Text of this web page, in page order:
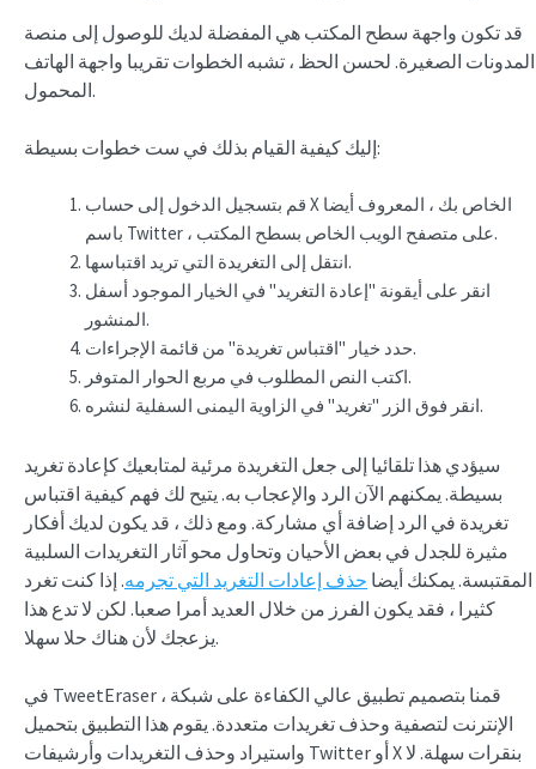
قد تكون واجهة سطح المكتب هي المفضلة لديك للوصول إلى منصة
المدونات الصغيرة. لحسن الحظ ، تشبه الخطوات تقريبا واجهة الهاتف
المحمول.
إليك كيفية القيام بذلك في ست خطوات بسيطة:
قم بتسجيل الدخول إلى حساب X الخاص بك ، المعروف أيضا
باسم Twitter ، على متصفح الويب الخاص بسطح المكتب.
انتقل إلى التغريدة التي تريد اقتباسها.
انقر على أيقونة "إعادة التغريد" في الخيار الموجود أسفل
المنشور.
حدد خيار "اقتباس تغريدة" من قائمة الإجراءات.
اكتب النص المطلوب في مربع الحوار المتوفر.
انقر فوق الزر "تغريد" في الزاوية اليمنى السفلية لنشره.
سيؤدي هذا تلقائيا إلى جعل التغريدة مرئية لمتابعيك كإعادة تغريد
بسيطة. يمكنهم الآن الرد والإعجاب به. يتيح لك فهم كيفية اقتباس
تغريدة في الرد إضافة أي مشاركة. ومع ذلك ، قد يكون لديك أفكار
مثيرة للجدل في بعض الأحيان وتحاول محو آثار التغريدات السلبية
المقتبسة. يمكنك أيضا حذف إعادات التغريد التي تجرمه. إذا كنت تغرد
كثيرا ، فقد يكون الفرز من خلال العديد أمرا صعبا. لكن لا تدع هذا
يزعجك لأن هناك حلا سهلا.
في TweetEraser ، قمنا بتصميم تطبيق عالي الكفاءة على شبكة
الإنترنت لتصفية وحذف تغريدات متعددة. يقوم هذا التطبيق بتحميل
واستيراد وحذف التغريدات وأرشيفات Twitter أو X بنقرات سهلة. لا